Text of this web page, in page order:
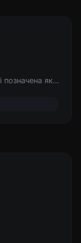
Перевірити, чи URL-адреса не заблокована і позначена як безпечна/небезпечна Google.